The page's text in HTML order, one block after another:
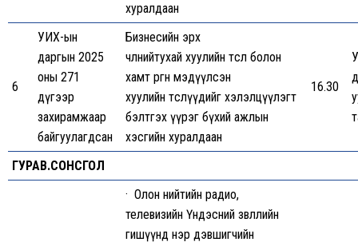
хуралдаан
6
УИХ-ын
даргын 2025
оны 271
дүгээр
захирамжаар
байгуулагдсан
Бизнесийн эрх
чөлөөнийтухай хуулийн төсөл болон
хамт өргөн мэдүүлсэн
хуулийн төслүүдийг хэлэлцүүлэгт
бэлтгэх үүрэг бүхий ажлын
хэсгийн хуралдаан
16.30
ГУРАВ.СОНСГОЛ
· Олон нийтийн радио,
телевизийн Үндэсний зөвлөлийн
гишүүнд нэр дэвшигчийн